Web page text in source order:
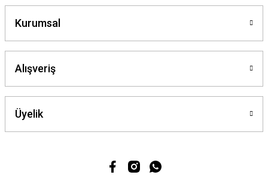
Kurumsal
Alışveriş
Üyelik